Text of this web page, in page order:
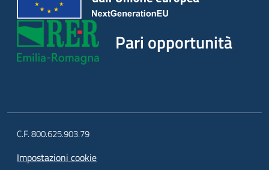
Pari opportunità
C.F. 800.625.903.79
Impostazioni cookie